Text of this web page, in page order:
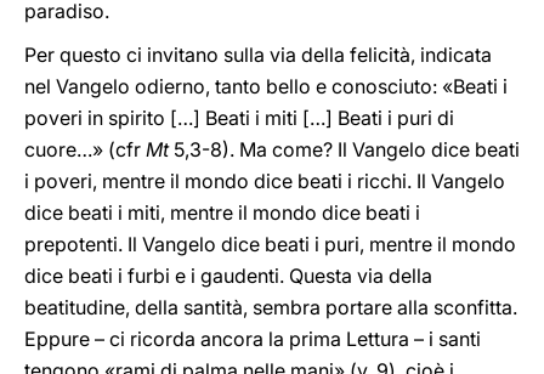
paradiso.
Per questo ci invitano sulla via della felicità, indicata
nel Vangelo odierno, tanto bello e conosciuto: «Beati i
poveri in spirito […] Beati i miti […] Beati i puri di
cuore…» (cfr Mt5,3-8). Ma come? Il Vangelo dice beati
i poveri, mentre il mondo dice beati i ricchi. Il Vangelo
dice beati i miti, mentre il mondo dice beati i
prepotenti. Il Vangelo dice beati i puri, mentre il mondo
dice beati i furbi e i gaudenti. Questa via della
beatitudine, della santità, sembra portare alla sconfitta.
Eppure – ci ricorda ancora la prima Lettura – i santi